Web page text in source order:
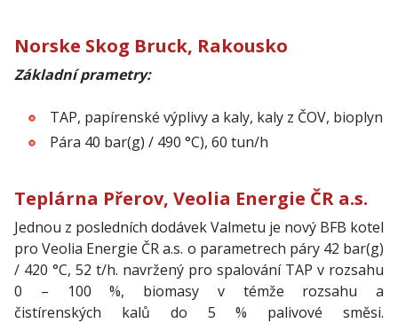
Norske Skog Bruck, Rakousko
Základní prametry:
TAP, papírenské výplivy a kaly, kaly z ČOV, bioplyn
Pára 40 bar(g) / 490 °C), 60 tun/h
Teplárna Přerov, Veolia Energie ČR a.s.
Jednou z posledních dodávek Valmetu je nový BFB kotel
pro Veolia Energie ČR a.s. o parametrech páry 42 bar(g)
/ 420 °C, 52 t/h. navržený pro spalování TAP v rozsahu
0 – 100 %, biomasy v témže rozsahu a
čistírenských kalů do 5 % palivové směsi.